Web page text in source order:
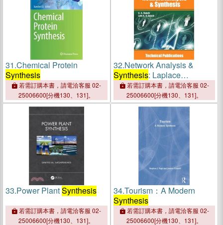
31.Chemical Protein
Synthesis
若需訂購本書，請電洽客服 02-
25006600[分機130、131]。
32.Network Analysis &
Synthesis: Laplace
Transform, Two Port
Networks, Network
Synthesis
若需訂購本書，請電洽客服 02-
25006600[分機130、131]。
33.Power PlantSynthesis
若需訂購本書，請電洽客服 02-
25006600[分機130、131]。
34.Tourism：A Modern
Synthesis
若需訂購本書，請電洽客服 02-
25006600[分機130、131]。